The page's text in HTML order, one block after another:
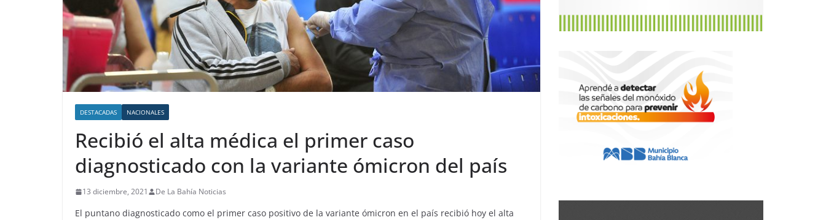
DESTACADAS NACIONALES
Recibió el alta médica el primer caso
diagnosticado con la variante ómicron del país
13 diciembre, 2021 De La Bahía Noticias
El puntano diagnosticado como el primer caso positivo de la variante ómicron en el país recibió hoy el alta